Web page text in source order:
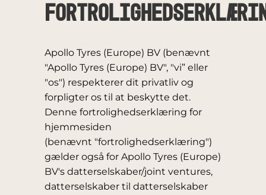
Apollo Tyres (Europe) BV (benævnt
"Apollo Tyres (Europe) BV", "vi” eller
"os") respekterer dit privatliv og
forpligter os til at beskytte det.
Denne fortrolighedserklæring for
hjemmesiden
(benævnt "fortrolighedserklæring")
gælder også for Apollo Tyres (Europe)
BV's datterselskaber/joint ventures,
datterselskaber til datterselskaber